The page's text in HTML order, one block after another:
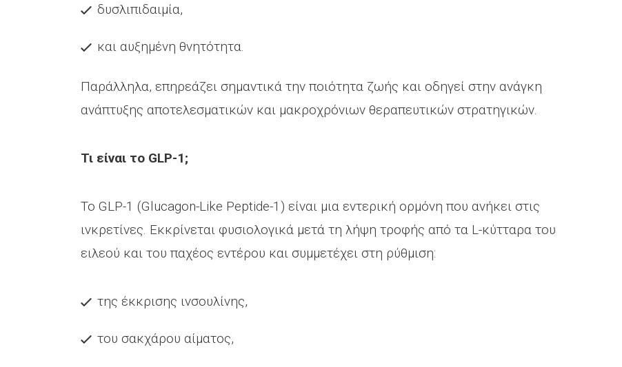
δυσλιπιδαιμία,
και αυξημένη θνητότητα.
Παράλληλα, επηρεάζει σημαντικά την ποιότητα ζωής και οδηγεί στην ανάγκη
ανάπτυξης αποτελεσματικών και μακροχρόνιων θεραπευτικών στρατηγικών.
Τι είναι το GLP-1;
Το GLP-1 (Glucagon-Like Peptide-1) είναι μια εντερική ορμόνη που ανήκει στις
ινκρετίνες. Εκκρίνεται φυσιολογικά μετά τη λήψη τροφής από τα L-κύτταρα του
ειλεού και του παχέος εντέρου και συμμετέχει στη ρύθμιση:
της έκκρισης ινσουλίνης,
του σακχάρου αίματος,